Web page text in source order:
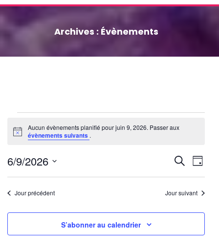
Archives : Évènements
for
9,
2026
Notice
Aucun évènements planifié pour juin 9, 2026. Passer aux
évènements suivants .
et
de
vues
Recherche
de
Jour
6/9/2026
Sélectionnez
uneJour précédent Jour suivant
S’abonner au calendrier